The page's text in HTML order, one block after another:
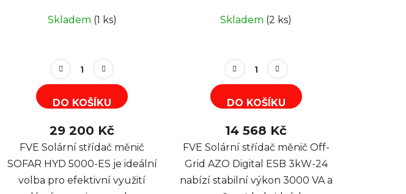
Skladem (1 ks)
DO KOŠÍKU
29 200 Kč
FVE Solární střídač měnič
SOFAR HYD 5000-ES je ideální
volba pro efektivní využití
Skladem (2 ks)
DO KOŠÍKU
14 568 Kč
FVE Solární střídač měnič Off-
Grid AZO Digital ESB 3kW-24
nabízí stabilní výkon 3000 VA a